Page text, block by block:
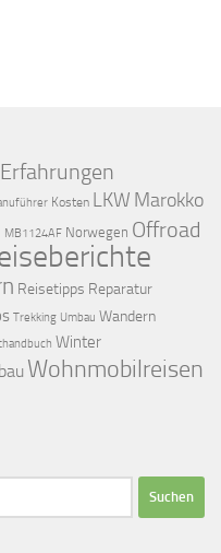
Erfahrungen
Kosten LKW Marokko
MB1124AF Norwegen Offroad
Reisetipps Reparatur
Trekking Umbau Wandern
Winter
Wohnmobilreisen